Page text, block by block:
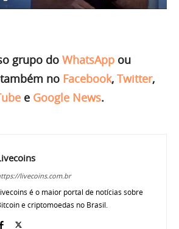
grupo do WhatsApp ou
no Facebook, Twitter,
e Google News.
livecoins.com.br
é o maior portal de notícias sobre
e criptomoedas no Brasil.